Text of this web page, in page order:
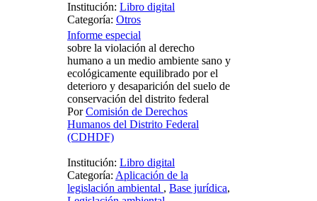
Institución: Libro digital
Categoría: Otros
Informe especial
sobre la violación al derecho
humano a un medio ambiente sano y
ecológicamente equilibrado por el
deterioro y desaparición del suelo de
conservación del distrito federal
PorComisión de Derechos
Humanos del Distrito Federal
(CDHDF)
Institución: Libro digital
Categoría: Aplicación de la
legislación ambiental , Base jurídica,